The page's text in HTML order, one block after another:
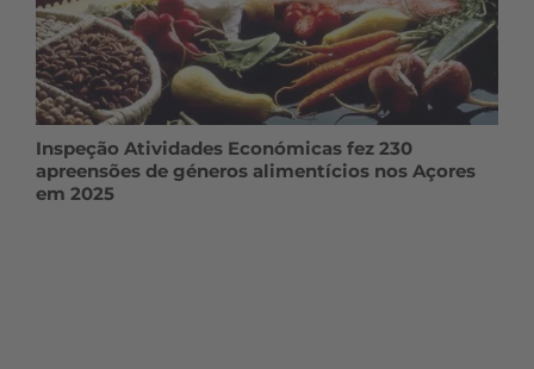
Inspeção Atividades Económicas fez 230
apreensões de géneros alimentícios nos Açores
em 2025